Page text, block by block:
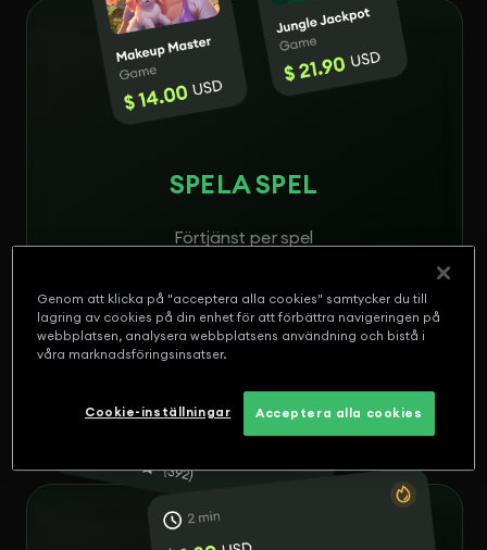
SPELA SPEL
Förtjänst per spel
$0.50 - $120
Genom att klicka på "acceptera alla cookies" samtycker du till
lagring av cookies på din enhet för att förbättra navigeringen på
webbplatsen, analysera webbplatsens användning och bistå i
våra marknadsföringsinsatser.
Acceptera alla cookies
Cookie-inställningar